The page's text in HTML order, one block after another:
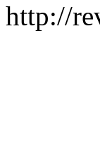
http://